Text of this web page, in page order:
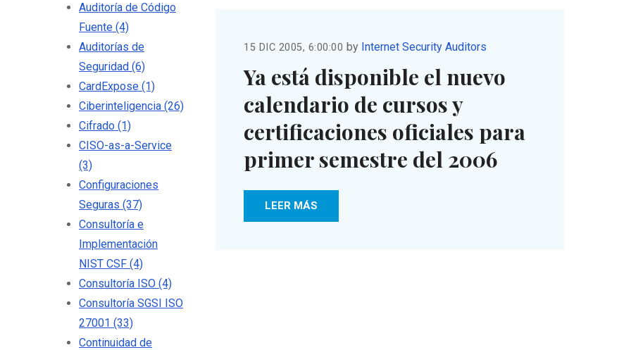
Auditoría de Código
Fuente (4)
Auditorías de
Seguridad (6)
CardExpose (1)
Ciberinteligencia (26)
Cifrado (1)
CISO-as-a-Service
(3)
Configuraciones
Seguras (37)
Consultoría e
Implementación
NIST CSF (4)
Consultoría ISO (4)
Consultoría SGSI ISO
27001 (33)
Continuidad de
15 DIC 2005, 6:00:00 by Internet Security Auditors
Ya está disponible el nuevo
calendario de cursos y
certificaciones oficiales para
primer semestre del 2006
LEER MÁS